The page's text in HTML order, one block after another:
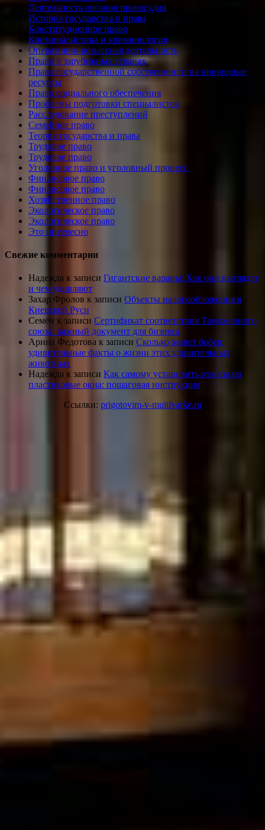
Деятельность органов правосудия
История государства и права
Конституционное право
Криминалистика и криминология
Оперативно-розыскная деятельность
Право в зарубежных странах
Право государственной собственности на природные
ресурсы
Право социального обеспечения
Проблемы подготовки специалистов
Расследование преступлений
Семейное право
Теория государства и права
Трудовое право
Трудовое право
Уголовное право и уголовный процесс
Финансовое право
Финансовое право
Хозяйственное право
Экологическое право
Экологическое право
Это интересно
Свежие комментарии
Надежда к записи Гигантские вараны: Как они выглядят
и чем удивляют
Захар Фролов к записи Объекты налогообложения в
Киевской Руси
Семён к записи Сертификат соответствия Таможенного
союза: важный документ для бизнеса
Арина Федотова к записи Сколько живет бобер:
удивительные факты о жизни этих удивительных
животных
Надежда к записи Как самому установить откосы на
пластиковые окна: пошаговая инструкция
Ссылки: prigotovim-v-multivarke.ru